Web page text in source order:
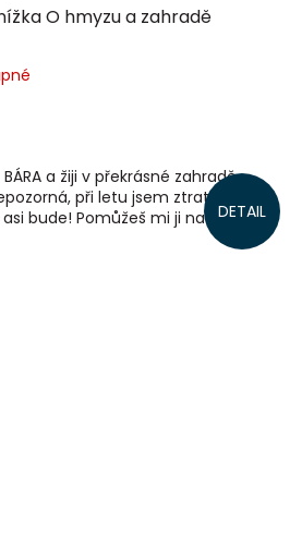
O hmyzu a zahradě
DETAIL
a žiji v překrásné zahradě.
při letu jsem ztratila jednu
bude! Pomůžeš mi ji na zahradě